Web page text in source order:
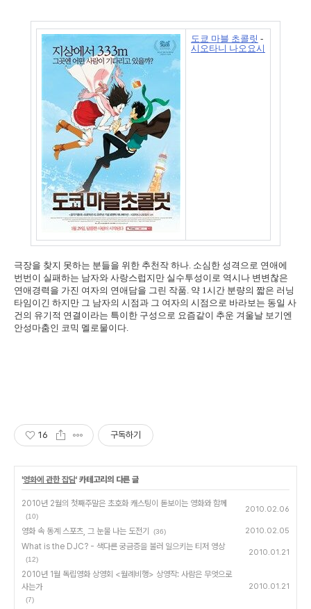
도쿄 마블 초콜릿 -
시오타니 나오요시
극장을 찾지 못하는 분들을 위한 추천작 하나. 소심한 성격으로 연애에
번번이 실패하는 남자와 사랑스럽지만 실수투성이로 역시나 변변찮은
연애경력을 가진 여자의 연애담을 그린 작품. 약 1시간 분량의 짧은 러닝
타임이긴 하지만 그 남자의 시점과 그 여자의 시점으로 바라보는 동일 사
건의 유기적 연결이라는 특이한 구성으로 요즘같이 추운 겨울날 보기엔
안성마춤인 코믹 멜로물이다.
16 구독하기
'영화에 관한 잡담' 카테고리의 다른 글
2010년 2월의 첫째주말은 초호화 캐스팅이 돋보이는 영화와 함께
(10)
2010.02.06
영화 속 동계 스포츠, 그 눈물 나는 도전기 (36) 2010.02.05
What is the DJC? - 색다른 궁금증을 불러 일으키는 티저 영상
(12)
2010.01.21
2010년 1월 독립영화 상영회 <월례비행> 상영작: 사람은 무엇으로
사는가
(7)
2010.01.21